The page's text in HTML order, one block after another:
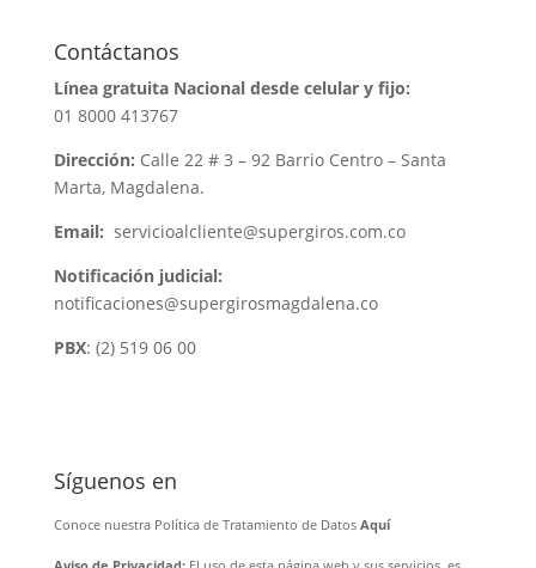
Contáctanos
Línea gratuita Nacional desde celular y fijo:
01 8000 413767
Dirección: Calle 22 # 3 – 92 Barrio Centro – Santa
Marta, Magdalena.
Email: servicioalcliente@supergiros.com.co
Notificación judicial:
notificaciones@supergirosmagdalena.co
PBX: (2) 519 06 00
Síguenos en
Conoce nuestra Política de Tratamiento de Datos Aquí